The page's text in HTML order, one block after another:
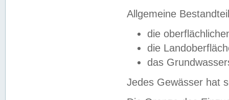
Allgemeine
die
die
das
Jedes Gewässer hat